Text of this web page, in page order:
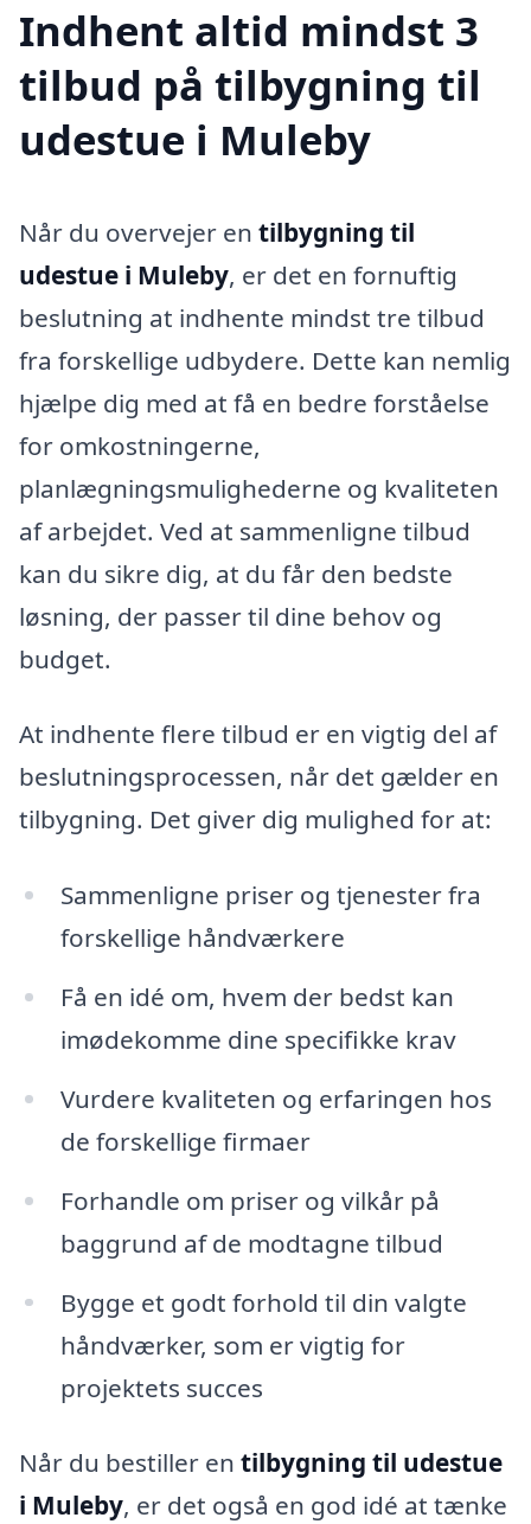
Indhent altid mindst 3
tilbud på tilbygning til
udestue i Muleby
Når du overvejer en tilbygning til
udestue i Muleby, er det en fornuftig
beslutning at indhente mindst tre tilbud
fra forskellige udbydere. Dette kan nemlig
hjælpe dig med at få en bedre forståelse
for omkostningerne,
planlægningsmulighederne og kvaliteten
af arbejdet. Ved at sammenligne tilbud
kan du sikre dig, at du får den bedste
løsning, der passer til dine behov og
budget.
At indhente flere tilbud er en vigtig del af
beslutningsprocessen, når det gælder en
tilbygning. Det giver dig mulighed for at:
Sammenligne priser og tjenester fra
forskellige håndværkere
Få en idé om, hvem der bedst kan
imødekomme dine specifikke krav
Vurdere kvaliteten og erfaringen hos
de forskellige firmaer
Forhandle om priser og vilkår på
baggrund af de modtagne tilbud
Bygge et godt forhold til din valgte
håndværker, som er vigtig for
projektets succes
Når du bestiller en tilbygning til udestue
i Muleby, er det også en god idé at tænke